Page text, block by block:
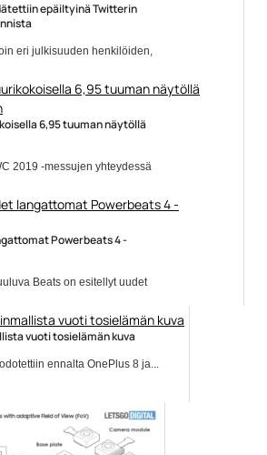
epäiltyinä Twitterin
eri julkisuuden henkilöiden,
6,95 tuuman näytöllä
2019 -messujen yhteydessä
Powerbeats 4 -
Beats on esitellyt uudet
vuoti tosielämän kuva
ennalta OnePlus 8 ja...